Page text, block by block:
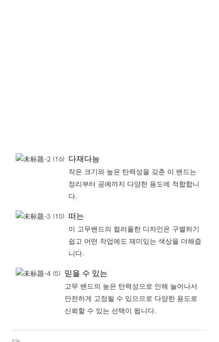
다재다능
작은 크기와 높은 탄력성을 갖춘 이 밴드는
정리부터 공예까지 다양한 용도에 적합합니
다.
떠는
이 고무밴드의 컬러풀한 디자인은 구별하기
쉽고 어떤 작업에도 재미있는 색상을 더해줍
니다.
믿을 수 있는
고무 밴드의 높은 탄력성으로 인해 늘어나서
안전하게 고정될 수 있으므로 다양한 용도로
신뢰할 수 있는 선택이 됩니다.